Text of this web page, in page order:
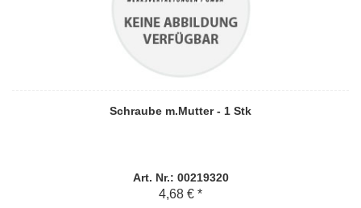
Schraube m.Mutter - 1 Stk
Art. Nr.: 00219320
4,68 € *